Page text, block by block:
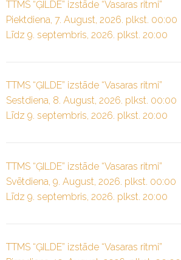
TTMS “ĢILDE” izstāde “Vasaras ritmi”
Piektdiena, 7. August, 2026. plkst. 00:00
Līdz 9. septembris, 2026. plkst. 20:00
TTMS “ĢILDE” izstāde “Vasaras ritmi”
Sestdiena, 8. August, 2026. plkst. 00:00
Līdz 9. septembris, 2026. plkst. 20:00
TTMS “ĢILDE” izstāde “Vasaras ritmi”
Svētdiena, 9. August, 2026. plkst. 00:00
Līdz 9. septembris, 2026. plkst. 20:00
TTMS “ĢILDE” izstāde “Vasaras ritmi”